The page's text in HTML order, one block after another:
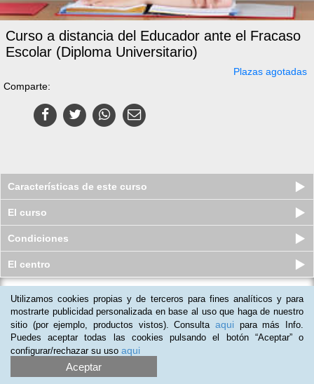
Curso a distancia del Educador ante el Fracaso
Escolar (Diploma Universitario)
Plazas agotadas
Comparte:
Características de este curso
El curso
Condiciones
El centro
Master online en Enseñanza de
Español como Lengua Extranjera (...
Plazas disponibles
$673.500ars $373.500ars
Utilizamos cookies propias y de terceros para fines analíticos y para
mostrarte publicidad personalizada en base al uso que haga de nuestro
sitio (por ejemplo, productos vistos). Consulta aqui para más Info.
Puedes aceptar todas las cookies pulsando el botón “Aceptar” o
configurar/rechazar su uso aqui
Aceptar